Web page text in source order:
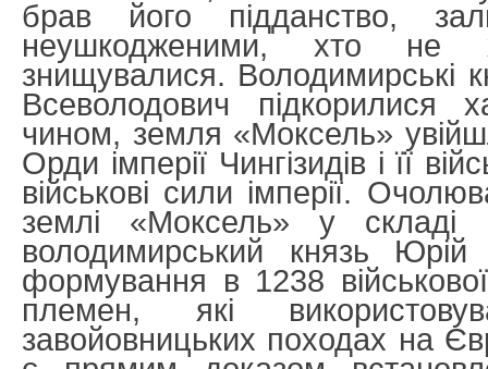
брав його підданство,
неушкодженими, хто не
знищувалися. Володимирські
Всеволодович
чином, земля «Моксель»
Орди імперії Чингізидів і її
військові сили імперії.
землі «Моксель» у складі
володимирський князь
формування в 1238
племен, які
завойовницьких походах на